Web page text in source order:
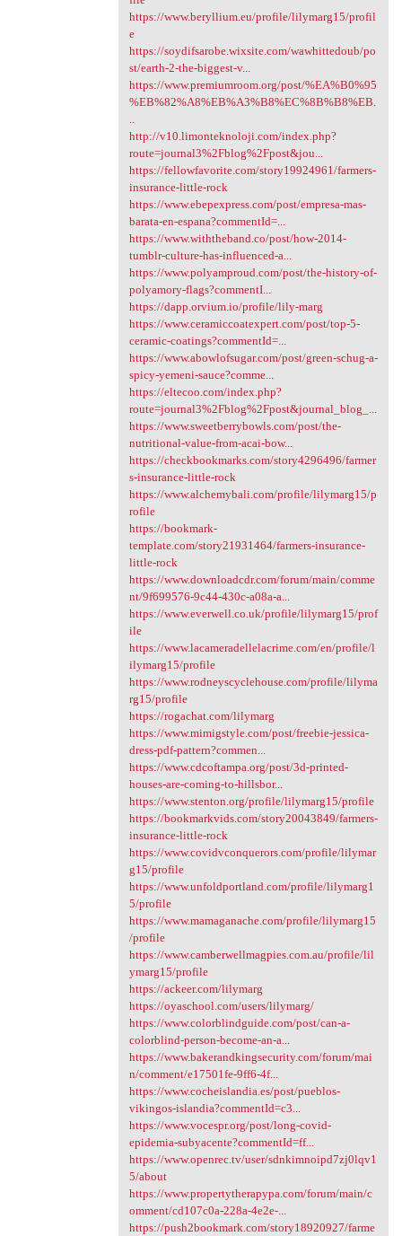
https://www.beryllium.eu/profile/lilymarg15/profil
e
https://soydifsarobe.wixsite.com/wawhittedoub/po
st/earth-2-the-biggest-v...
https://www.premiumroom.org/post/%EA%B0%95
%EB%82%A8%EB%A3%B8%EC%8B%B8%EB.
http://v10.limonteknoloji.com/index.php?
route=journal3%2Fblog%2Fpost&jou...
https://fellowfavorite.com/story19924961/farmers-
insurance-little-rock
https://www.ebepexpress.com/post/empresa-mas-
barata-en-espana?commentId=...
https://www.withtheband.co/post/how-2014-
tumblr-culture-has-influenced-a...
https://www.polyamproud.com/post/the-history-of-
polyamory-flags?commentI...
https://dapp.orvium.io/profile/lily-marg
https://www.ceramiccoatexpert.com/post/top-5-
ceramic-coatings?commentId=...
https://www.abowlofsugar.com/post/green-schug-a-
spicy-yemeni-sauce?comme...
https://eltecoo.com/index.php?
route=journal3%2Fblog%2Fpost&journal_blog_...
https://www.sweetberrybowls.com/post/the-
nutritional-value-from-acai-bow...
https://checkbookmarks.com/story4296496/farmer
s-insurance-little-rock
https://www.alchemybali.com/profile/lilymarg15/p
rofile
https://bookmark-
template.com/story21931464/farmers-insurance-
little-rock
https://www.downloadcdr.com/forum/main/comme
nt/9f699576-9c44-430c-a08a-a...
https://www.everwell.co.uk/profile/lilymarg15/prof
ile
https://www.lacameradellelacrime.com/en/profile/l
ilymarg15/profile
https://www.rodneyscyclehouse.com/profile/lilyma
rg15/profile
https://rogachat.com/lilymarg
https://www.mimigstyle.com/post/freebie-jessica-
dress-pdf-pattern?commen...
https://www.cdcoftampa.org/post/3d-printed-
houses-are-coming-to-hillsbor...
https://www.stenton.org/profile/lilymarg15/profile
https://bookmarkvids.com/story20043849/farmers-
insurance-little-rock
https://www.covidvconquerors.com/profile/lilymar
g15/profile
https://www.unfoldportland.com/profile/lilymarg1
5/profile
https://www.mamaganache.com/profile/lilymarg15
/profile
https://www.camberwellmagpies.com.au/profile/lil
ymarg15/profile
https://ackeer.com/lilymarg
https://oyaschool.com/users/lilymarg/
https://www.colorblindguide.com/post/can-a-
colorblind-person-become-an-a...
https://www.bakerandkingsecurity.com/forum/mai
n/comment/e17501fe-9ff6-4f...
https://www.cocheislandia.es/post/pueblos-
vikingos-islandia?commentId=c3...
https://www.vocespr.org/post/long-covid-
epidemia-subyacente?commentId=ff...
https://www.openrec.tv/user/sdnkimnoipd7zj0lqv1
5/about
https://www.propertytherapypa.com/forum/main/c
omment/cd107c0a-228a-4e2e-...
https://push2bookmark.com/story18920927/farme